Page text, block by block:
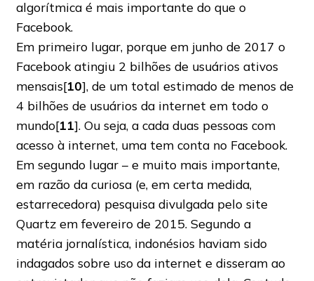
algorítmica é mais importante do que o
Facebook.
Em primeiro lugar, porque em junho de 2017 o
Facebook atingiu 2 bilhões de usuários ativos
mensais[10], de um total estimado de menos de
4 bilhões de usuários da internet em todo o
mundo[11]. Ou seja, a cada duas pessoas com
acesso à internet, uma tem conta no Facebook.
Em segundo lugar – e muito mais importante,
em razão da curiosa (e, em certa medida,
estarrecedora) pesquisa divulgada pelo site
Quartz em fevereiro de 2015. Segundo a
matéria jornalística, indonésios haviam sido
indagados sobre uso da internet e disseram ao